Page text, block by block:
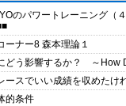
のパワートレーニング
ーナー8 森本理論１
どう影響するか？ ～How
スでいい成績を収めたけ
的条件